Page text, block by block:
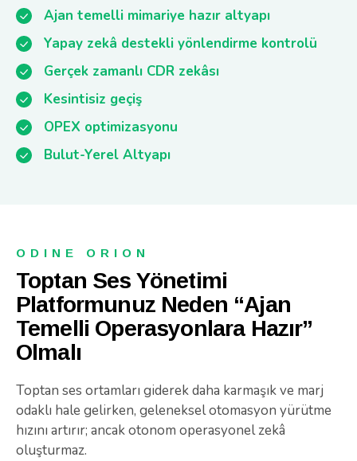
Ajan temelli mimariye hazır altyapı
Yapay zekâ destekli yönlendirme kontrolü
Gerçek zamanlı CDR zekâsı
Kesintisiz geçiş
OPEX optimizasyonu
Bulut-Yerel Altyapı
ODINE ORION
Toptan Ses Yönetimi
Platformunuz Neden “Ajan
Temelli Operasyonlara Hazır”
Olmalı
Toptan ses ortamları giderek daha karmaşık ve marj
odaklı hale gelirken, geleneksel otomasyon yürütme
hızını artırır; ancak otonom operasyonel zekâ
oluşturmaz.